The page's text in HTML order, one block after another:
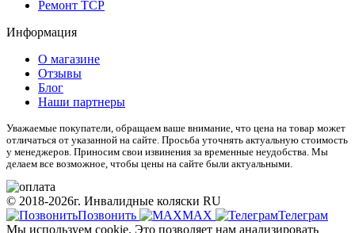
Ремонт ТСР
Информация
О магазине
Отзывы
Блог
Наши партнеры
Уважаемые покупатели, обращаем ваше внимание, что цена на товар может
отличаться от указанной на сайте. Просьба уточнять актуальную стоимость
у менеджеров. Приносим свои извинения за временные неудобства. Мы
делаем все возможное, чтобы цены на сайте были актуальными.
© 2018-2026г. Инвалидные коляски RU
Позвонить
МАХ
Телеграм
Мы используем cookie. Это позволяет нам анализировать